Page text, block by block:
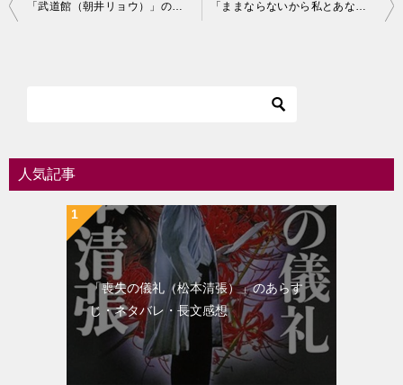
シ
「武道館（朝井リョウ）」のあらすじ・ネタバレ・長文感想 「ままならないから私とあなた（朝井リョウ）」のあらすじ・ネタバレ・長文感想
人気記事
「喪失の儀礼（松本清張）」のあらす
じ・ネタバレ・長文感想